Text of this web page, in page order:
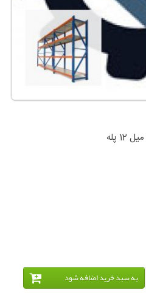
به سبد خريد اضافه شود